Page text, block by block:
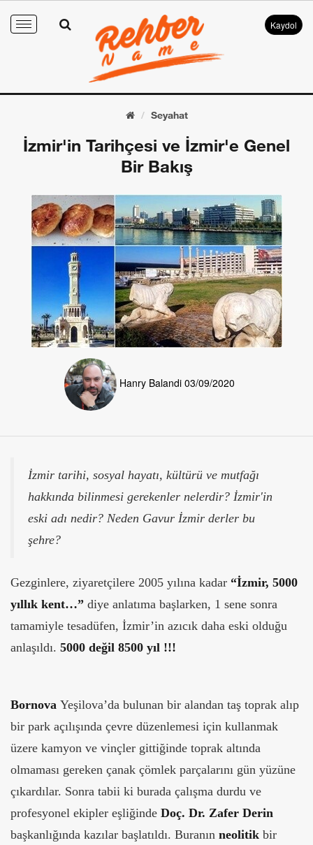
Toggle
Kaydol
Seyahat
İzmir'in Tarihçesi ve İzmir'e Genel
Bir Bakış
Hanry Balandi 03/09/2020
İzmir tarihi, sosyal hayatı, kültürü ve mutfağı
hakkında bilinmesi gerekenler nelerdir? İzmir'in
eski adı nedir? Neden Gavur İzmir derler bu
şehre?
Gezginlere, ziyaretçilere 2005 yılına kadar “İzmir, 5000
yıllık kent…” diye anlatıma başlarken, 1 sene sonra
tamamiyle tesadüfen, İzmir’in azıcık daha eski olduğu
anlaşıldı. 5000 değil 8500 yıl !!!
Bornova Yeşilova’da bulunan bir alandan taş toprak alıp
bir park açılışında çevre düzenlemesi için kullanmak
üzere kamyon ve vinçler gittiğinde toprak altında
olmaması gereken çanak çömlek parçalarını gün yüzüne
çıkardılar. Sonra tabii ki burada çalışma durdu ve
profesyonel ekipler eşliğinde Doç. Dr. Zafer Derin
başkanlığında kazılar başlatıldı. Buranın neolitik bir